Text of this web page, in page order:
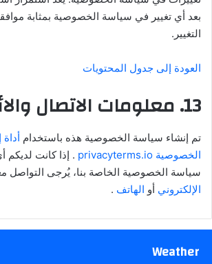
بعد أي تغيير في سياسة الخصوصية بمثابة
التغيير.
العودة إلى جدول المحتويات
13. معلومات الاتصال والائتمان
تم إنشاء سياسة الخصوصية هذه باستخدام
الخصوصية privacyterms.io
. إذا كانت
سياسة الخصوصية الخاصة بنا، يُرجى التواصل
الإلكتروني أو الهاتف .
Weather